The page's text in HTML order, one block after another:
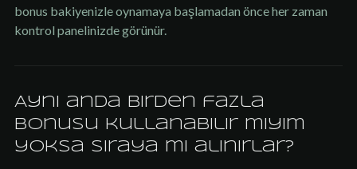
bonus bakiyenizle oynamaya başlamadan önce her zaman
kontrol panelinizde görünür.
Aynı anda birden fazla
bonusu kullanabilir miyim
yoksa sıraya mı alınırlar?